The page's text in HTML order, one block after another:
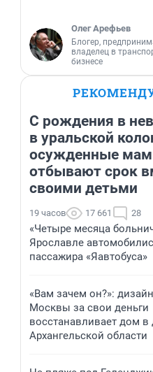
Олег Арефьев
Блогер,
владелец в
бизнесе
С рождения в
в уральской
осужденные
отбывают срок
своими детьми
19 часов 17 661 28
«Четыре месяца
Ярославле
пассажира «Яавтобуса»
«Вам зачем он?»:
Москвы за свои деньги
восстанавливает дом в
Архангельской области